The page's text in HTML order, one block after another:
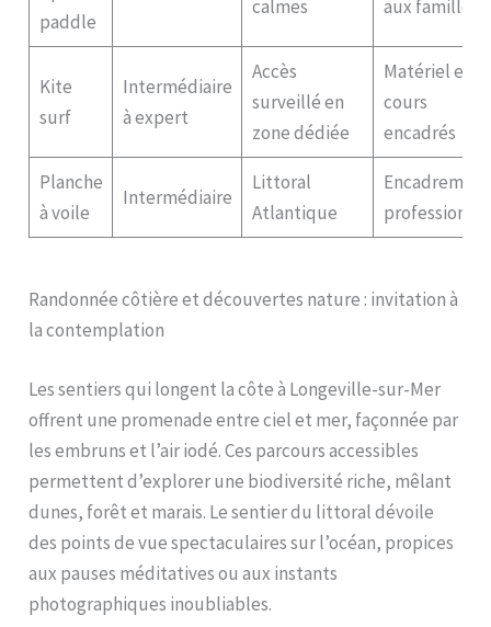
paddle
calmes
aux familles
Kite
surf
Intermédiaire
à expert
Accès
surveillé en
zone dédiée
Matériel et
cours
encadrés
Planche
à voile
Intermédiaire
Littoral
Atlantique
Encadrement
professionnel
Randonnée côtière et découvertes nature : invitation à
la contemplation
Les sentiers qui longent la côte à Longeville-sur-Mer
offrent une promenade entre ciel et mer, façonnée par
les embruns et l’air iodé. Ces parcours accessibles
permettent d’explorer une biodiversité riche, mêlant
dunes, forêt et marais. Le sentier du littoral dévoile
des points de vue spectaculaires sur l’océan, propices
aux pauses méditatives ou aux instants
photographiques inoubliables.